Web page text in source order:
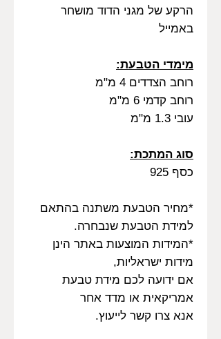
הרקע של מגני הדוד מושחר
באמייל
מימדי הטבעת:
רוחב הצדדים 4 מ"מ
רוחב קדמי 6 מ"מ
עובי 1.3 מ"מ
סוג המתכת:
כסף 925
*מחיר הטבעת משתנה בהתאם
למידת הטבעת שנבחרה.
*המידות המוצעות באתר הינן
מידות ישראליות,
אם ידועה לכם מידת טבעת
אמריקאית או מדד אחר
אנא צרו קשר לייעוץ.